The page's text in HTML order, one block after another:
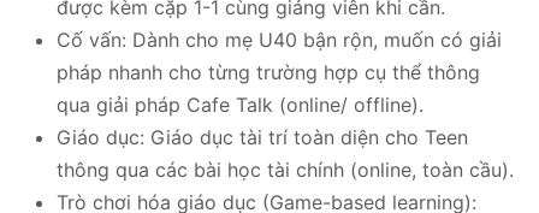
được kèm cặp 1-1 cùng giảng viên khi cần.
Cố vấn: Dành cho mẹ U40 bận rộn, muốn có giải
pháp nhanh cho từng trường hợp cụ thể thông
qua giải pháp Cafe Talk (online/ offline).
Giáo dục: Giáo dục tài trí toàn diện cho Teen
thông qua các bài học tài chính (online, toàn cầu).
Trò chơi hóa giáo dục (Game-based learning):